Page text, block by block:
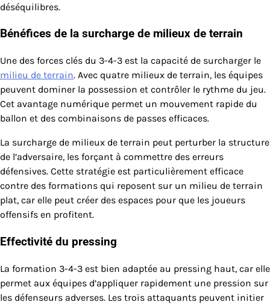
déséquilibres.
Bénéfices de la surcharge de milieux de terrain
Une des forces clés du 3-4-3 est la capacité de surcharger le
milieu de terrain. Avec quatre milieux de terrain, les équipes
peuvent dominer la possession et contrôler le rythme du jeu.
Cet avantage numérique permet un mouvement rapide du
ballon et des combinaisons de passes efficaces.
La surcharge de milieux de terrain peut perturber la structure
de l’adversaire, les forçant à commettre des erreurs
défensives. Cette stratégie est particulièrement efficace
contre des formations qui reposent sur un milieu de terrain
plat, car elle peut créer des espaces pour que les joueurs
offensifs en profitent.
Effectivité du pressing
La formation 3-4-3 est bien adaptée au pressing haut, car elle
permet aux équipes d’appliquer rapidement une pression sur
les défenseurs adverses. Les trois attaquants peuvent initier